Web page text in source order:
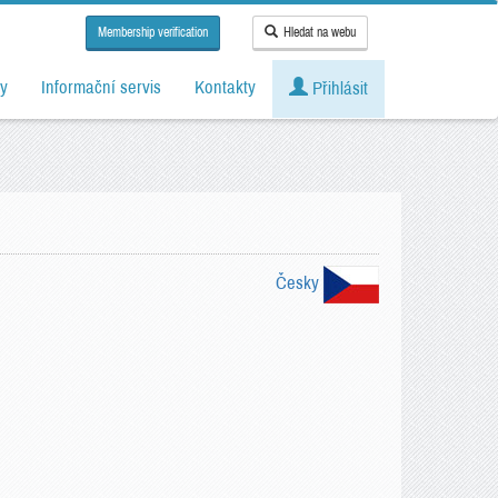
Membership verification Hledat na webu
Informační servis Kontakty Přihlásit
Česky